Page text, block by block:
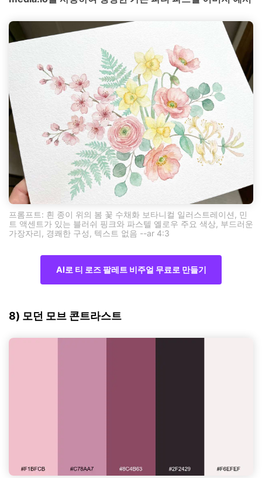
프롬프트: 흰 종이 위의 봄 꽃 수채화 보타니컬 일러스트레이션, 민
트 액센트가 있는 블러쉬 핑크와 파스텔 옐로우 주요 색상, 부드러운
가장자리, 경쾌한 구성, 텍스트 없음 --ar 4:3
AI로 티 로즈 팔레트 비주얼 무료로 만들기
8) 모던 모브 콘트라스트